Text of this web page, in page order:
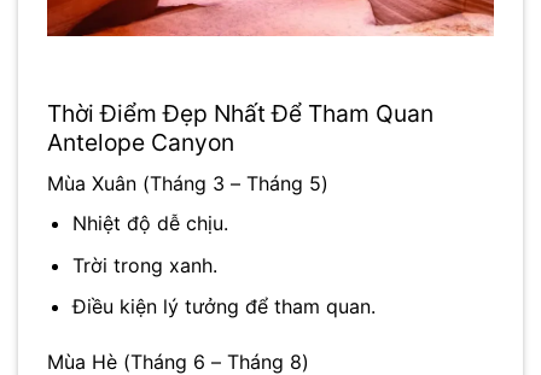
Thời Điểm Đẹp Nhất Để Tham Quan
Antelope Canyon
Mùa Xuân (Tháng 3 – Tháng 5)
Nhiệt độ dễ chịu.
Trời trong xanh.
Điều kiện lý tưởng để tham quan.
Mùa Hè (Tháng 6 – Tháng 8)